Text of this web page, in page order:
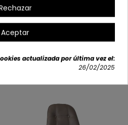
del producto
Aceptar
actualizada por última vez el:
26/02/2025